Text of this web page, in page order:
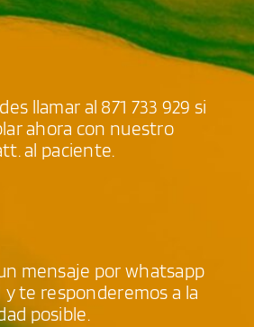
llamar al 871 733 929 si
ahora con nuestro
al paciente.
mensaje por whatsapp
y te responderemos a la
posible.